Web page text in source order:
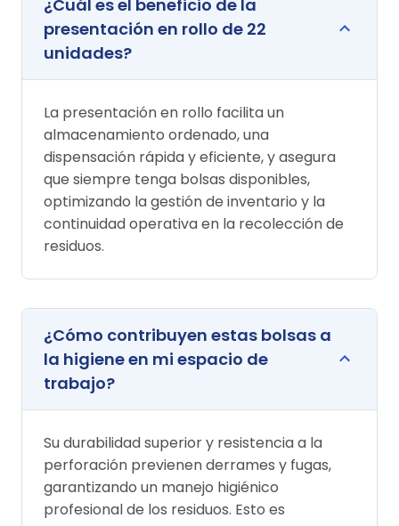
¿Cuál es el beneficio de la
presentación en rollo de 22
unidades?
La presentación en rollo facilita un
almacenamiento ordenado, una
dispensación rápida y eficiente, y asegura
que siempre tenga bolsas disponibles,
optimizando la gestión de inventario y la
continuidad operativa en la recolección de
residuos.
¿Cómo contribuyen estas bolsas a
la higiene en mi espacio de
trabajo?
Su durabilidad superior y resistencia a la
perforación previenen derrames y fugas,
garantizando un manejo higiénico
profesional de los residuos. Esto es